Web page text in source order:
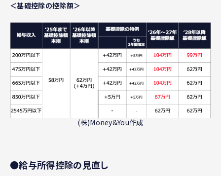
＜基礎控除の控除額＞
(株)Money&You作成
●給与所得控除の見直し